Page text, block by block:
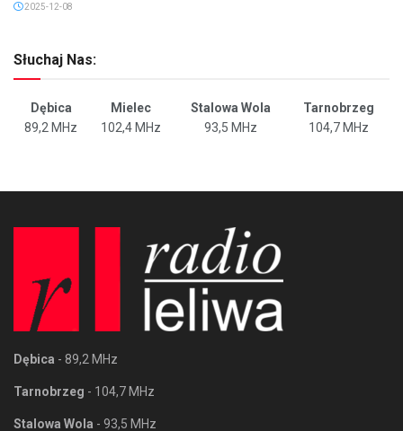
2025-12-08
Słuchaj Nas:
Dębica Mielec Stalowa Wola
Tarnobrzeg
89,2 MHz
102,4 MHz 93,5 MHz 104,7 MHz
Dębica - 89,2 MHz
Tarnobrzeg - 104,7 MHz
Stalowa Wola - 93,5 MHz